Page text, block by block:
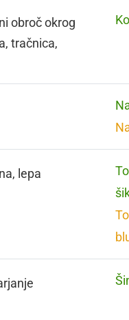
obroč okrog
tračnica,
lepa